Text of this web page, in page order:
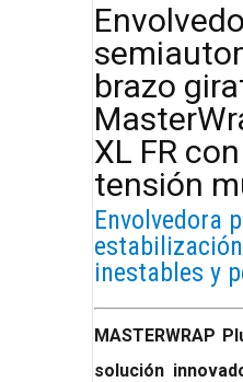
brazo
XL FR
tensión
Envolvedora
inestables y
MASTERWRAP
solución